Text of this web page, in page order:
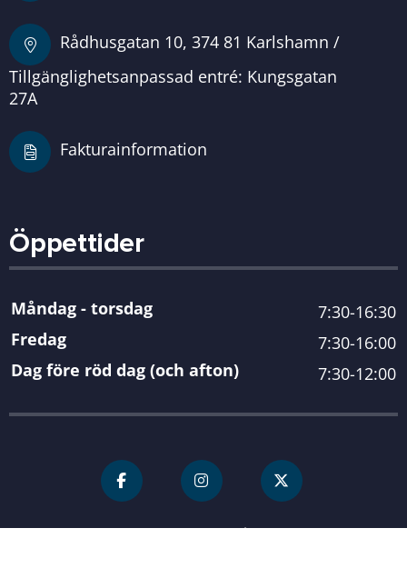
Rådhusgatan 10, 374 81 Karlshamn /
Tillgänglighetsanpassad entré: Kungsgatan
27A
Fakturainformation
Öppettider
Måndag - torsdag
7:30-16:30
Fredag
7:30-16:00
Dag före röd dag (och afton)
7:30-12:00
För personal